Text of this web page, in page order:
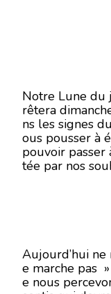
Notre Lune du
rêtera
ns les signes du
ous pousser à
pouvoir passer
tée par nos
Aujourd’hui ne
e marche pas
e nous